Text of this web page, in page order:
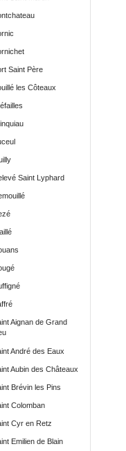
Saint Père
les Côteaux
Saint Lyphard
Aignan de Grand
André des Eaux
Aubin des Châteaux
Brévin les Pins
Colomban
Cyr en Retz
Emilien de Blain